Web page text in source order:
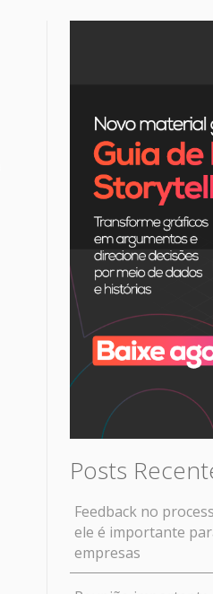
Posts
Feedback no
ele é importante
empresas